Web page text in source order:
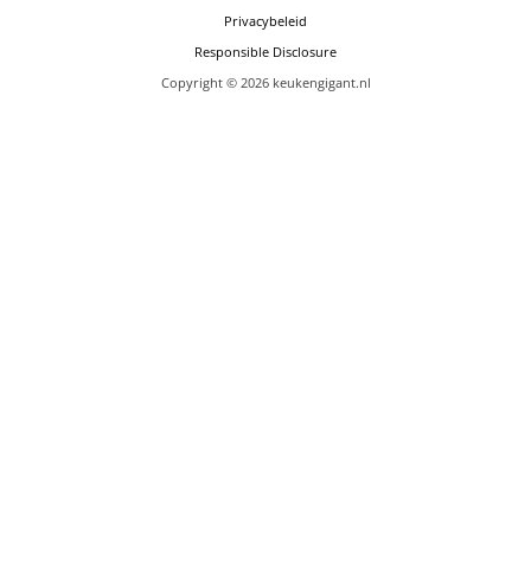
Privacybeleid
Responsible Disclosure
Copyright © 2026 keukengigant.nl